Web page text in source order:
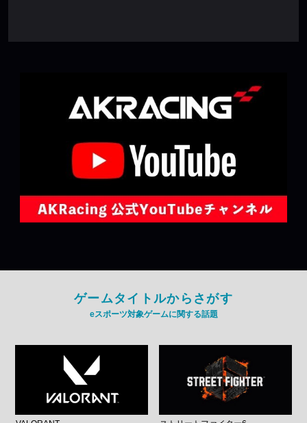
ゲームタイトルからさがす
eスポーツ対象ゲームに関する話題